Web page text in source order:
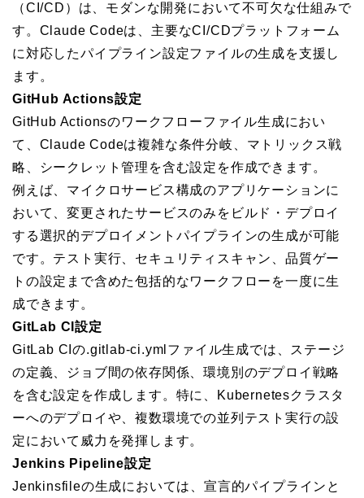
（CI/CD）は、モダンな開発において不可欠な仕組みで
す。Claude Codeは、主要なCI/CDプラットフォーム
に対応したパイプライン設定ファイルの生成を支援し
ます。
GitHub Actions設定
GitHub Actionsのワークフローファイル生成におい
て、Claude Codeは複雑な条件分岐、マトリックス戦
略、シークレット管理を含む設定を作成できます。
例えば、マイクロサービス構成のアプリケーションに
おいて、変更されたサービスのみをビルド・デプロイ
する選択的デプロイメントパイプラインの生成が可能
です。テスト実行、セキュリティスキャン、品質ゲー
トの設定まで含めた包括的なワークフローを一度に生
成できます。
GitLab CI設定
GitLab CIの.gitlab-ci.ymlファイル生成では、ステージ
の定義、ジョブ間の依存関係、環境別のデプロイ戦略
を含む設定を作成します。特に、Kubernetesクラスタ
ーへのデプロイや、複数環境での並列テスト実行の設
定において威力を発揮します。
Jenkins Pipeline設定
Jenkinsfileの生成においては、宣言的パイプラインと